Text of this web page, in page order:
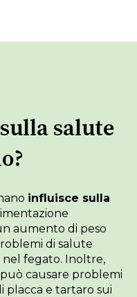
salute
influisce sulla
aumento di peso
di salute
nel fegato. Inoltre,
causare problemi
placca e tartaro sui